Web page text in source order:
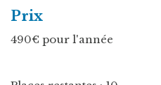
Prix
490€ pour l'année